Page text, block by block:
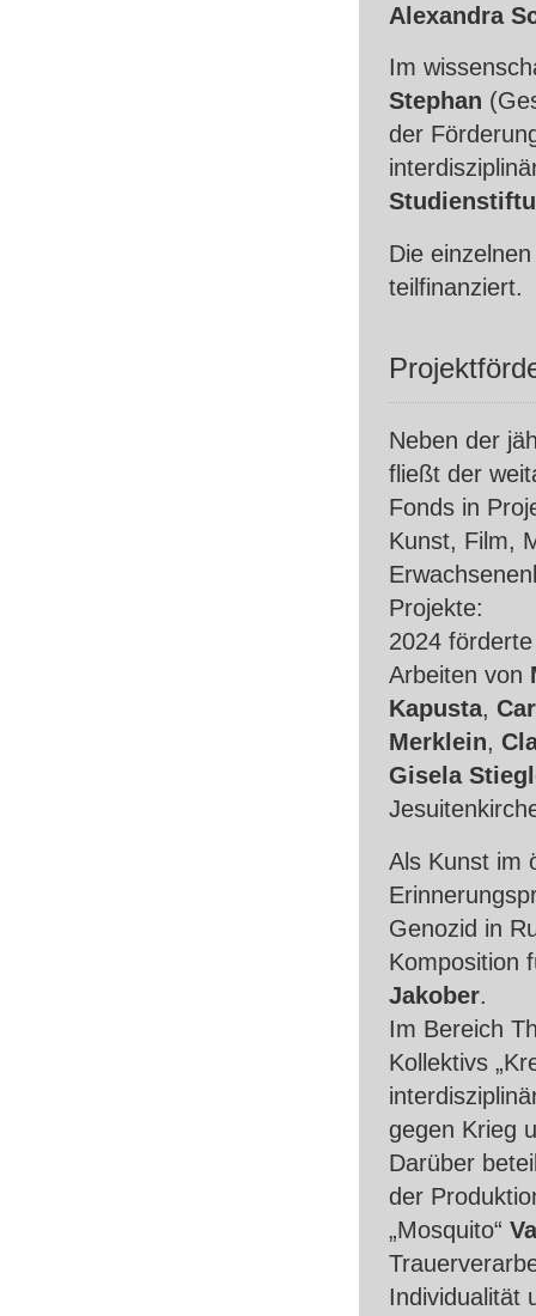
Alexandra
Im
Stephan
der
Die
teilfinanziert.
Neben der
fließt der
Fonds in
Kunst, Film,
Projekte:
2024
Arbeiten von
Kapusta,
Merklein,
Gisela
Als Kunst im
Genozid in
Komposition
Jakober.
Im Bereich
Kollektivs
gegen Krieg
Darüber
der
„Mosquito“
Individualität